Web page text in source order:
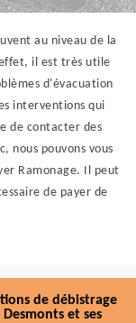
au niveau de la
il est très utile
d'évacuation
interventions qui
de contacter des
nous pouvons vous
Ramonage. Il peut
de payer de
de débistrage
et ses